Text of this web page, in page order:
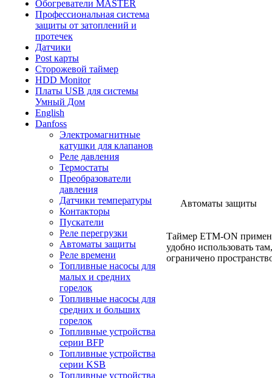
Обогреватели MASTER
Профессиональная система
защиты от затоплений и
протечек
Датчики
Post карты
Сторожевой таймер
HDD Monitor
Платы USB для системы
Умный Дом
English
Danfoss
Электромагнитные
катушки для клапанов
Реле давления
Термостаты
Преобразователи
давления
Датчики температуры
Контакторы
Пускатели
Реле перегрузки
Автоматы защиты
Реле времени
Топливные насосы для
малых и средних
горелок
Топливные насосы для
средних и больших
горелок
Топливные устройства
серии BFP
Топливные устройства
серии KSB
Топливные устройства
Автоматы защиты
Таймер ETM-ON
удобно использовать
ограничено